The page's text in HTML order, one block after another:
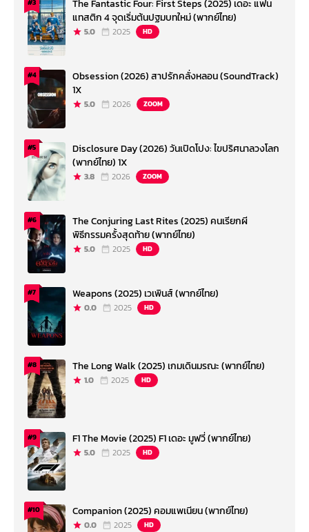
#3
The Fantastic Four: First Steps (2025) เดอะ แฟน
แทสติก 4 จุดเริ่มต้นปฐมบทใหม่ (พากย์ไทย)
5.0 2025 HD
#4
Obsession (2026) สาปรักคลั่งหลอน (SoundTrack)
1X
5.0 2026 ZOOM
#5
Disclosure Day (2026) วันเปิดโปง: ไขปริศนาลวงโลก
(พากย์ไทย) 1X
3.8 2026 ZOOM
#6
The Conjuring Last Rites (2025) คนเรียกผี
พิธีกรรมครั้งสุดท้าย (พากย์ไทย)
5.0 2025 HD
#7 Weapons (2025) เวเพินส์ (พากย์ไทย)
0.0 2025 HD
#8 The Long Walk (2025) เกมเดินมรณะ (พากย์ไทย)
1.0 2025 HD
#9 F1 The Movie (2025) F1 เดอะ มูฟวี่ (พากย์ไทย)
5.0 2025 HD
#10 Companion (2025) คอมแพเนียน (พากย์ไทย)
0.0 2025 HD